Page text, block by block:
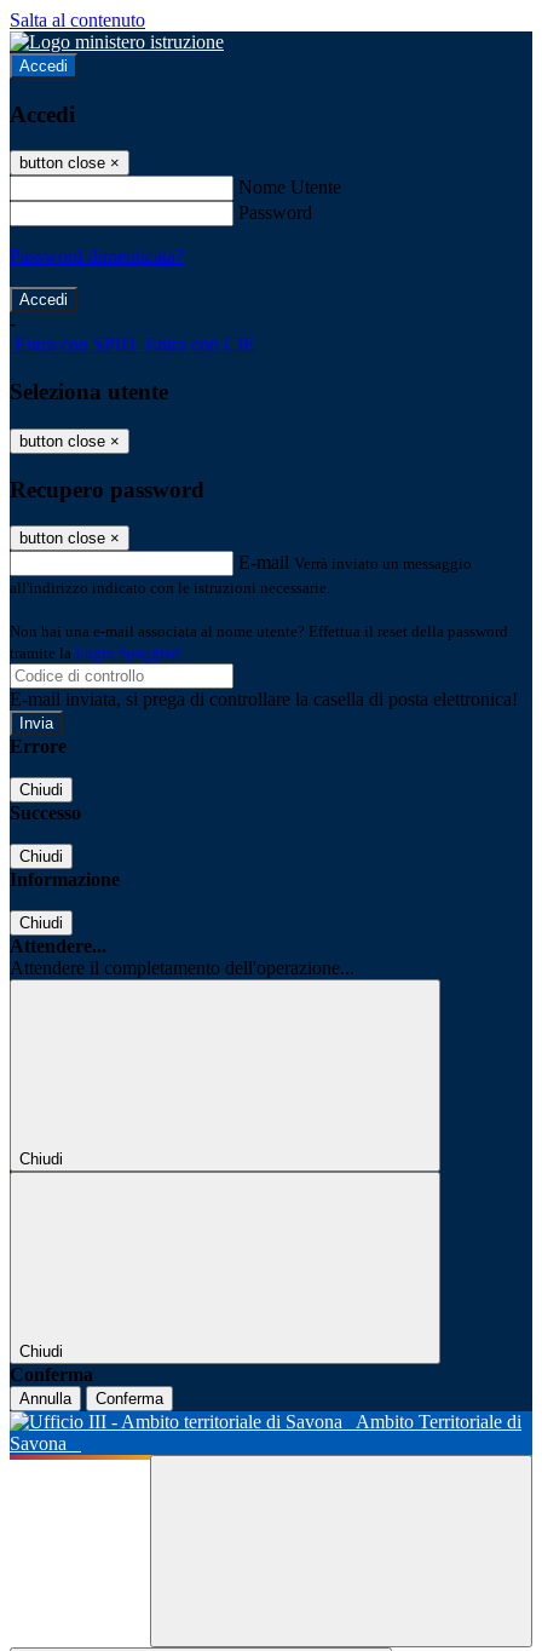
Salta al contenuto
Accedi
Accedi
button close ×
Nome Utente
Password
Password dimenticata?
-
Entra con SPID Entra con CIE
Seleziona utente
button close ×
Recupero password
button close ×
E-mail Verrà inviato un messaggio
all'indirizzo indicato con le istruzioni necessarie.
Non hai una e-mail associata al nome utente? Effettua il reset della password
tramite la Login Spaggiari
E-mail inviata, si prega di controllare la casella di posta elettronica!
Errore
Chiudi
Successo
Chiudi
Informazione
Chiudi
Attendere...
Attendere il completamento dell'operazione...
Chiudi
Chiudi
Conferma
Annulla Conferma
Ambito Territoriale di
Savona